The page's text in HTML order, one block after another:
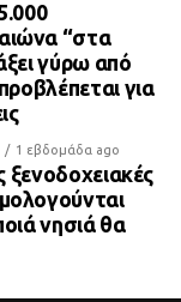
“στα
γύρω από
για
1 εβδομάδα ago
ξενοδοχειακές
νησιά θα